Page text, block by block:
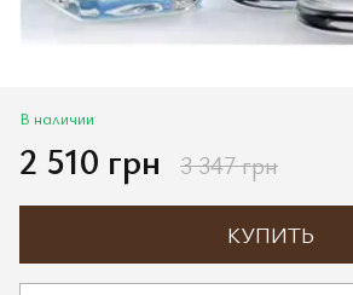
В наличии
2 510 грн 3 347 грн
КУПИТЬ